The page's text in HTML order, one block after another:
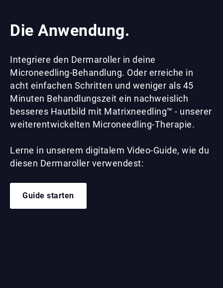
Die Anwendung.
Integriere den Dermaroller in deine
Microneedling-Behandlung. Oder erreiche in
acht einfachen Schritten und weniger als 45
Minuten Behandlungszeit ein nachweislich
besseres Hautbild mit Matrixneedling™ - unserer
weiterentwickelten Microneedling-Therapie.
Lerne in unserem digitalem Video-Guide, wie du
diesen Dermaroller verwendest:
Guide starten